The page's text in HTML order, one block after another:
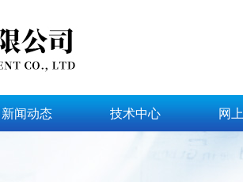
新闻动态 技术中心 网